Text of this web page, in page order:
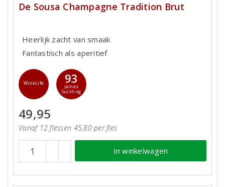
De Sousa Champagne Tradition Brut
Heerlijk zacht van smaak
Fantastisch als aperitief
WineLife 93
James
Suckling
49,95
Vanaf 12 flessen 45,80 per fles
In winkelwagen